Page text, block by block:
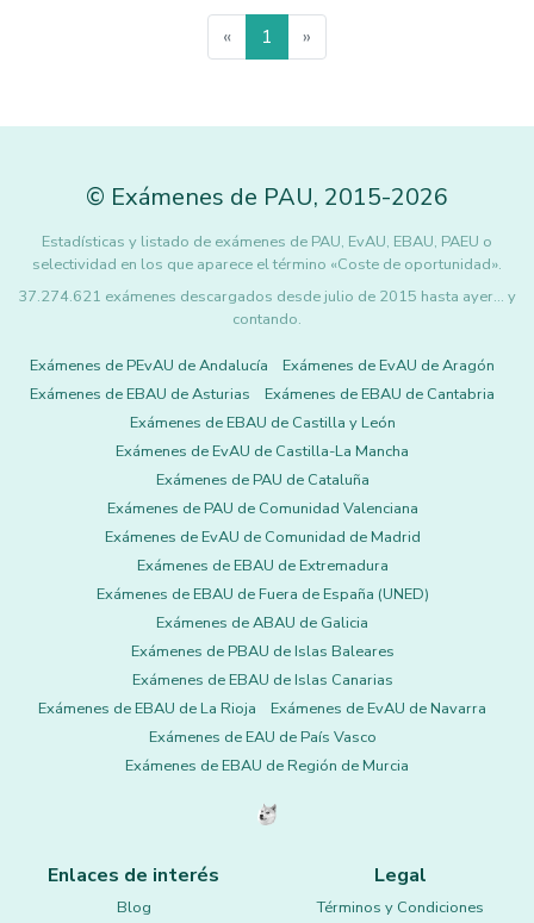
« 1 »
© Exámenes de PAU, 2015-2026
Estadísticas y listado de exámenes de PAU, EvAU, EBAU, PAEU o
selectividad en los que aparece el término «Coste de oportunidad».
37.274.621 exámenes descargados desde julio de 2015 hasta ayer... y
contando.
Exámenes de PEvAU de Andalucía
Exámenes de EvAU de Aragón
Exámenes de EBAU de Asturias
Exámenes de EBAU de Cantabria
Exámenes de EBAU de Castilla y León
Exámenes de EvAU de Castilla-La Mancha
Exámenes de PAU de Cataluña
Exámenes de PAU de Comunidad Valenciana
Exámenes de EvAU de Comunidad de Madrid
Exámenes de EBAU de Extremadura
Exámenes de EBAU de Fuera de España (UNED)
Exámenes de ABAU de Galicia
Exámenes de PBAU de Islas Baleares
Exámenes de EBAU de Islas Canarias
Exámenes de EBAU de La Rioja
Exámenes de EvAU de Navarra
Exámenes de EAU de País Vasco
Exámenes de EBAU de Región de Murcia
Enlaces de interés
Blog
Legal
Términos y Condiciones